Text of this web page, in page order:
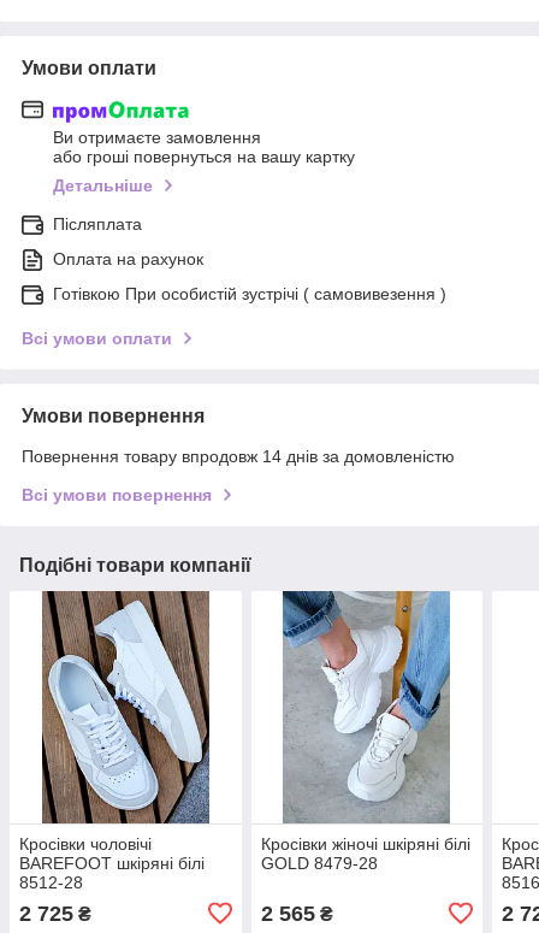
Умови оплати
Ви отримаєте замовлення
або гроші повернуться на вашу картку
Детальніше
Післяплата
Оплата на рахунок
Готівкою При особистій зустрічі ( самовивезення )
Всі умови оплати
Умови повернення
Повернення товару впродовж 14 днів за домовленістю
Всі умови повернення
Подібні товари компанії
Кросівки чоловічі
BAREFOOT шкіряні білі
8512-28
2 725 ₴
Кросівки жіночі шкіряні білі
GOLD 8479-28
2 565₴ 2